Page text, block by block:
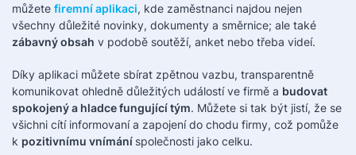
můžete firemní aplikaci, kde zaměstnanci najdou nejen
všechny důležité novinky, dokumenty a směrnice; ale také
zábavný obsah v podobě soutěží, anket nebo třeba videí.
Díky aplikaci můžete sbírat zpětnou vazbu, transparentně
komunikovat ohledně důležitých událostí ve firmě a budovat
spokojený a hladce fungující tým. Můžete si tak být jistí, že se
všichni cítí informovaní a zapojení do chodu firmy, což pomůže
k pozitivnímu vnímání společnosti jako celku.